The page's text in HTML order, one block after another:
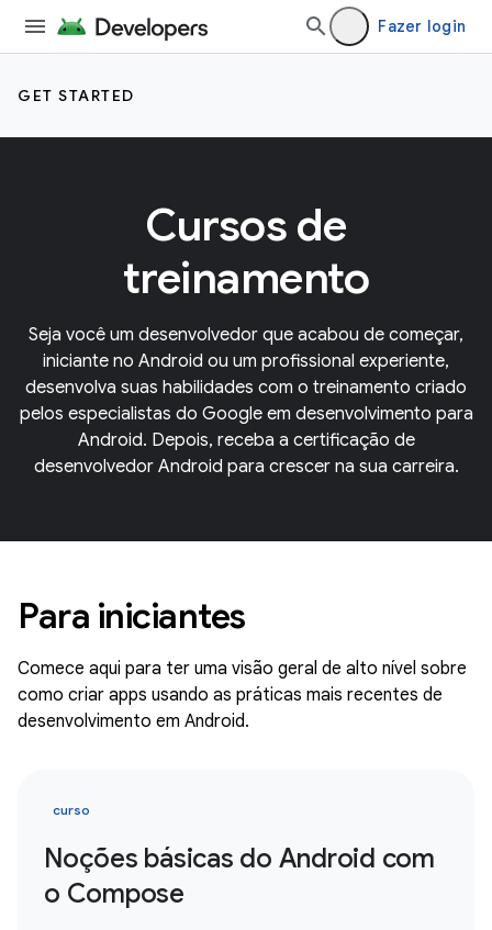
Fazer login
GET STARTED
Cursos de
treinamento
Seja você um desenvolvedor que acabou de começar,
iniciante no Android ou um profissional experiente,
desenvolva suas habilidades com o treinamento criado
pelos especialistas do Google em desenvolvimento para
Android. Depois, receba a certificação de
desenvolvedor Android para crescer na sua carreira.
Para iniciantes
Comece aqui para ter uma visão geral de alto nível sobre
como criar apps usando as práticas mais recentes de
desenvolvimento em Android.
curso
Noções básicas do Android com
o Compose